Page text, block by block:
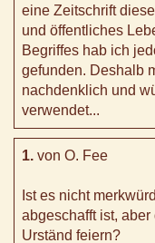
eine Zeitschrift
und öffentliches
Begriffes hab ich
gefunden. Deshalb
nachdenklich und
verwendet...
1. von O. Fee
Ist es nicht
abgeschafft ist,
Urständ feiern?